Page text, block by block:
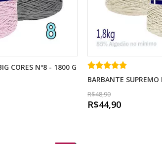
CORES Nº8 - 1800 G
BARBANTE
R$48,90
R$44,90